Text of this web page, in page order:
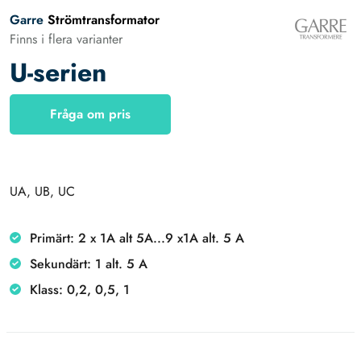
Garre Strömtransformator
Finns i flera varianter
U-serien
Fråga om pris
UA, UB, UC
Primärt: 2 x 1A alt 5A...9 x1A alt. 5 A
Sekundärt: 1 alt. 5 A
Klass: 0,2, 0,5, 1